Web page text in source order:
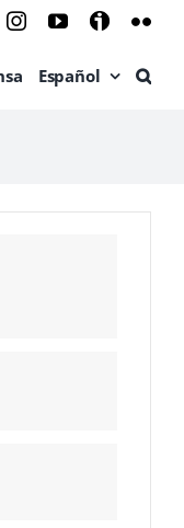
InstagramYouTube
Ivoox
Español